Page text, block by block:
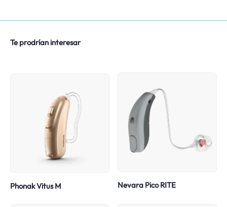
Te prodrían interesar
Phonak Vitus M Nevara Pico RITE